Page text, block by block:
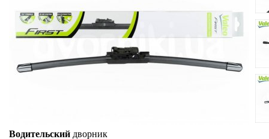
Водительский дворник